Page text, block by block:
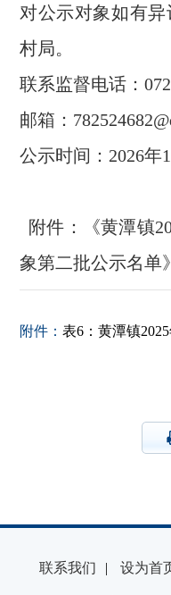
对公示对象如有
村局。
联系监督电话：
邮箱：
公示时间：2026年
附件：《黄潭镇
象第二批公示名单》
附件： 表6：黄潭镇
联系我们 | 设为首